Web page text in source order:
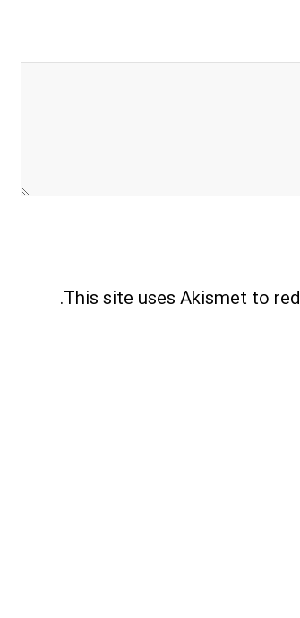
This site uses Akismet to
.